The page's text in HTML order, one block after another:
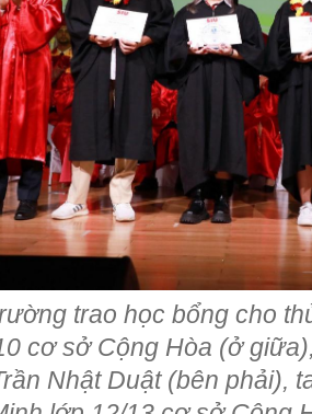
trao học bổng cho
cơ sở Cộng Hòa (ở
Nhật Duật (bên phải),